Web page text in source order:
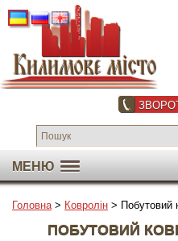
МЕНЮ
Головна> Ковролін > Побутовий
ПОБУТОВИЙ